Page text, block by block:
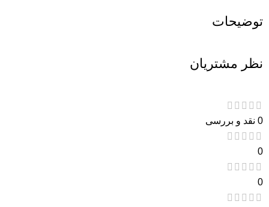
توضیحات
نظر مشتریان
0 نقد و بررسی
0
0